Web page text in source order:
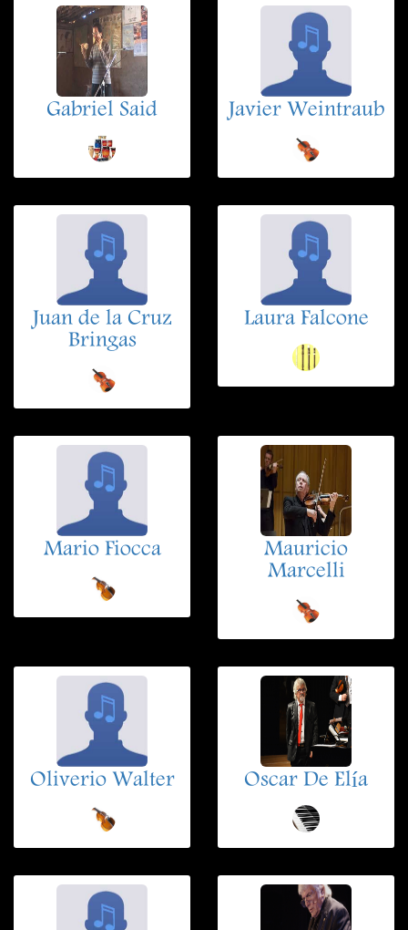
Gabriel Said Javier Weintraub
Juan de la Cruz
Bringas
Laura Falcone
Mario Fiocca
Mauricio
Marcelli
Oliverio Walter Oscar De Elía